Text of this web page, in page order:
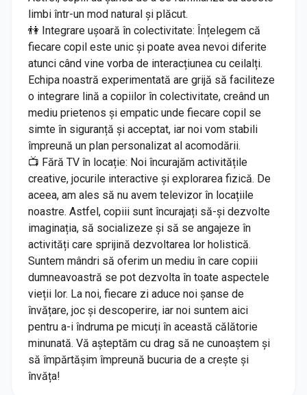
limbi într-un mod natural și plăcut.
👫 Integrare ușoară în colectivitate: Înțelegem că
fiecare copil este unic și poate avea nevoi diferite
atunci când vine vorba de interacțiunea cu ceilalți.
Echipa noastră experimentată are grijă să faciliteze
o integrare lină a copiilor în colectivitate, creând un
mediu prietenos și empatic unde fiecare copil se
simte în siguranță și acceptat, iar noi vom stabili
împreună un plan personalizat al acomodării.
📺 Fără TV în locație: Noi încurajăm activitățile
creative, jocurile interactive și explorarea fizică. De
aceea, am ales să nu avem televizor în locațiile
noastre. Astfel, copiii sunt încurajați să-și dezvolte
imaginația, să socializeze și să se angajeze în
activități care sprijină dezvoltarea lor holistică.
Suntem mândri să oferim un mediu în care copiii
dumneavoastră se pot dezvolta în toate aspectele
vieții lor. La noi, fiecare zi aduce noi șanse de
învățare, joc și descoperire, iar noi suntem aici
pentru a-i îndruma pe micuți în această călătorie
minunată. Vă așteptăm cu drag să ne cunoaștem și
să împărtășim împreună bucuria de a crește și
învăța!